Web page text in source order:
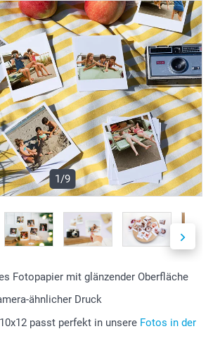
1/9
Fotopapier mit glänzender Oberfläche
ähnlicher Druck
passt perfekt in unsere Fotos in der